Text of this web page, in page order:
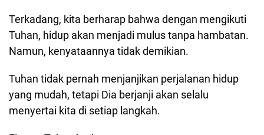
Terkadang, kita berharap bahwa dengan mengikuti
Tuhan, hidup akan menjadi mulus tanpa hambatan.
Namun, kenyataannya tidak demikian.
Tuhan tidak pernah menjanjikan perjalanan hidup
yang mudah, tetapi Dia berjanji akan selalu
menyertai kita di setiap langkah.